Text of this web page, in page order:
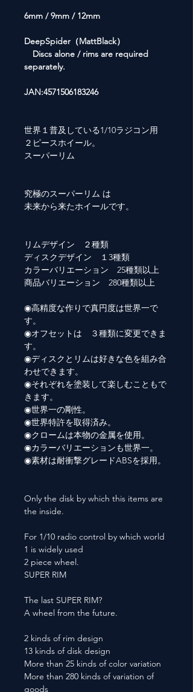
6mm / 9mm / 12mm
DeepSpider（MattBlack）
Discs alone / rims are required
separately.
JAN:4571506183246
世界１普及している1/10ラジコン用
２ピースホイール。
スーパーリム
究極のスーパーリム は
未来から来たホイールです。
リムデザイン ２種類
ディスクデザイン １3種類
カラーバリエーション 25種類以上
商品バリエーション 280種類以上
◉高精度な作りで真円度は世界一で
す。
◉オフセットは ３種類に変更できま
す。
◉ディスクとリムは好きな色を組み合
わせできます。
◉それぞれを塗装して楽しむこともで
きます。
◉世界一の剛性。
◉世界特許を取得済み。
◉クロームは本物の金属を使用。
◉カラーバリエーションも世界一。
◉素材は耐衝撃グレードABSを採用。
Only the disk by which this items are
the inside.
For 1/10 radio control by which world
1 is widely used
2 piece wheel.
SUPER RIM
The last SUPER RIM?
A wheel from the future.
2 kinds of rim design
13 kinds of disk design
More than 25 kinds of color variation
More than 280 kinds of variation of
goods